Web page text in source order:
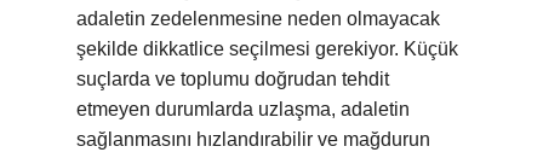
adaletin zedelenmesine neden olmayacak
şekilde dikkatlice seçilmesi gerekiyor. Küçük
suçlarda ve toplumu doğrudan tehdit
etmeyen durumlarda uzlaşma, adaletin
sağlanmasını hızlandırabilir ve mağdurun